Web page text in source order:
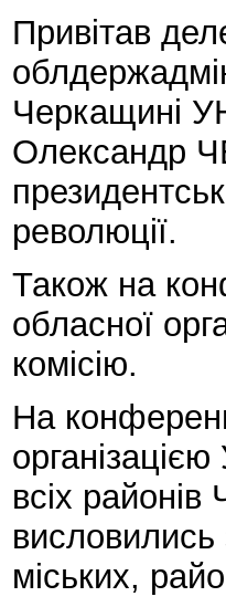
Привітав
Черкащині
Олександр
революції.
Також на
обласної
комісію.
На
всіх
міських,